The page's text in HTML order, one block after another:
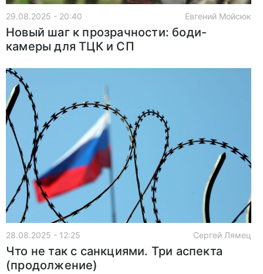
29.08.2025 - 20:40 Евгений Мойсюк
Новый шаг к прозрачности: боди-
камеры для ТЦК и СП
28.08.2025 - 12:25 Сергей Лямец
Что не так с санкциями. Три аспекта
(продолжение)